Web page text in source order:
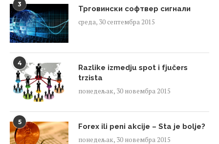
3
Трговински софтвер сигнали
среда, 30 септембра 2015
4
Razlike izmedju spot i fjučers
trzista
понедељак, 30 новембра 2015
5
Forex ili peni akcije – Sta je bolje?
понедељак, 30 новембра 2015